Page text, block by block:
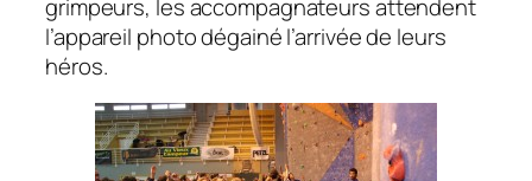
grimpeurs, les accompagnateurs attendent
l’appareil photo dégainé l’arrivée de leurs
héros.